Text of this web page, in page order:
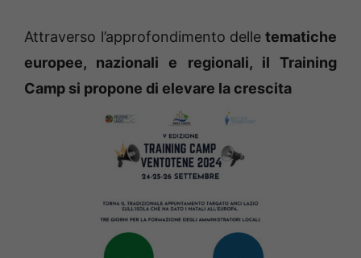
Attraverso l’approfondimento delle tematiche
europee, nazionali e regionali, il Training
Camp si propone di elevare la crescita